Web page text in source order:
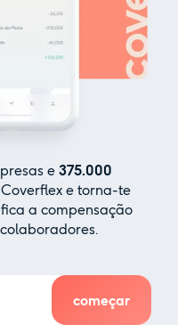
e 375.000
e torna-te
a compensação